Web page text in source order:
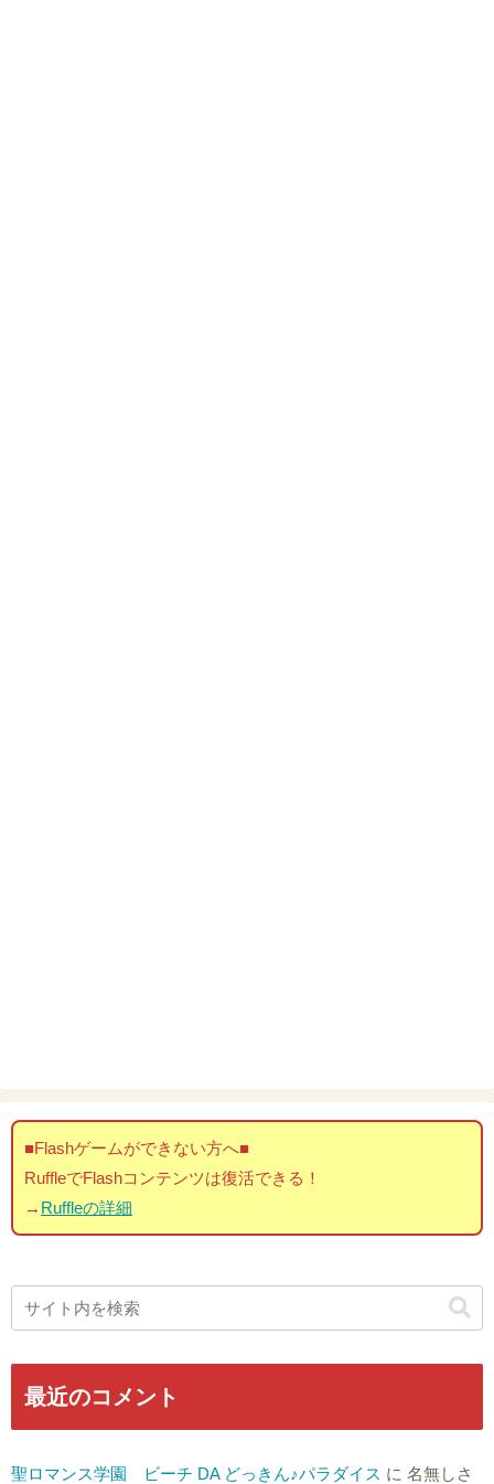
■Flashゲームができない方へ■
RuffleでFlashコンテンツは復活できる！
→ Ruffleの詳細
最近のコメント
聖ロマンス学園 ビーチ DA どっきん♪パラダイス に 名無しさ